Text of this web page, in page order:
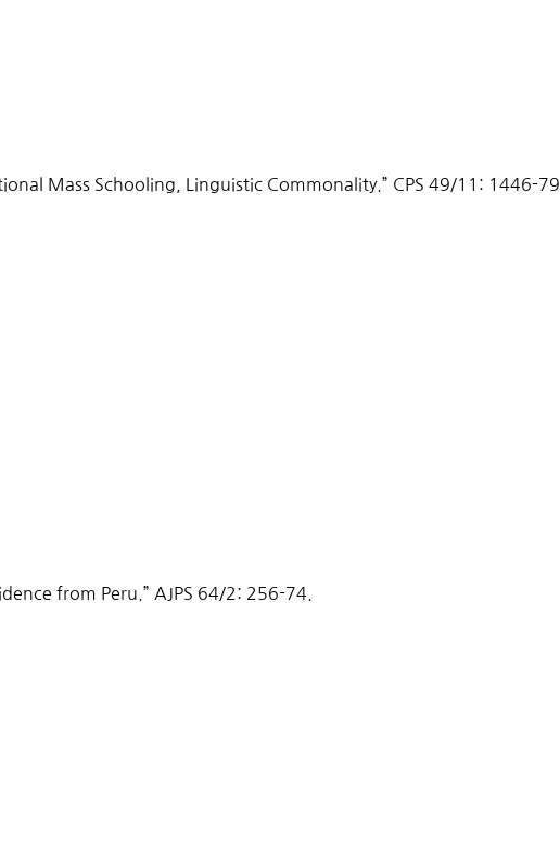
Mass Schooling, Linguistic Commonality.” CPS 49/11: 1446-79.
from Peru.” AJPS 64/2: 256-74.